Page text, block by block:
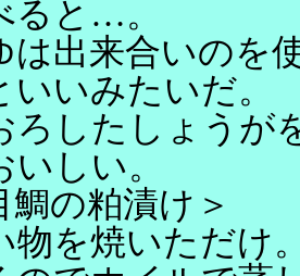
ると…。
は出来合いのを
いいみたいだ。
ろしたしょうが
いしい。
鯛の粕漬け＞
物を焼いただけ